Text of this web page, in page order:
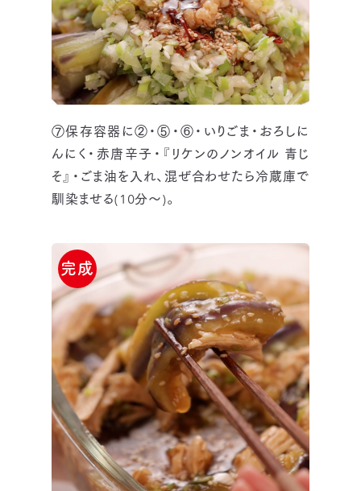
⑦保存容器に②・⑤・⑥・いりごま・おろしに
んにく・赤唐辛子・『リケンのノンオイル 青じ
そ』・ごま油を入れ、混ぜ合わせたら冷蔵庫で
馴染ませる(10分～)。
完成